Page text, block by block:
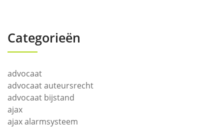
Categorieën
advocaat
advocaat auteursrecht
advocaat bijstand
ajax
ajax alarmsysteem